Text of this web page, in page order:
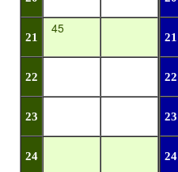
21
45
22
23
24
21
22
23
24